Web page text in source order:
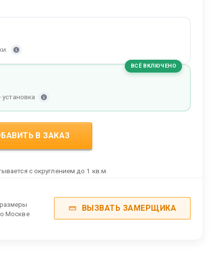
ВСЁ ВКЛЮЧЕНО
В ЗАКАЗ
с округлением до 1 кв.м.
Москве
ВЫЗВАТЬ ЗАМЕРЩИКА